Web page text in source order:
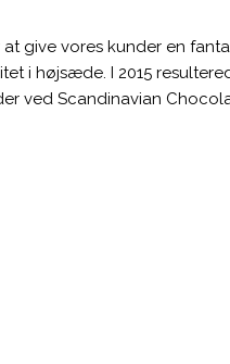
at give vores kunder en
i højsæde. I 2015
ved Scandinavian